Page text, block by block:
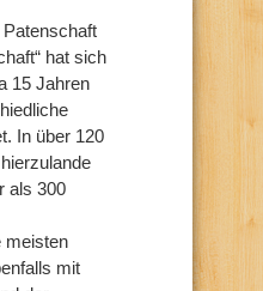
hat sich
15 Jahren
In über 120
als 300
meisten
mit